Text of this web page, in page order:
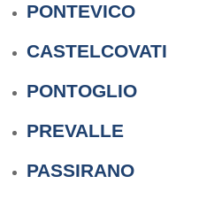
PONTEVICO
CASTELCOVATI
PONTOGLIO
PREVALLE
PASSIRANO